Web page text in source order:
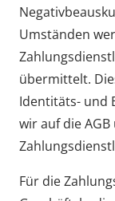
Umständen
übermittelt.
Identitäts- und
wir auf die
Für die